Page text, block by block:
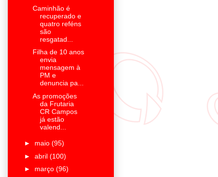
Caminhão é
recuperado e
quatro reféns
são
resgatad...
Filha de 10 anos
envia
mensagem à
PM e
denuncia pa...
As promoções
da Frutaria
CR Campos
já estão
valend...
► maio (95)
► abril (100)
► março (96)